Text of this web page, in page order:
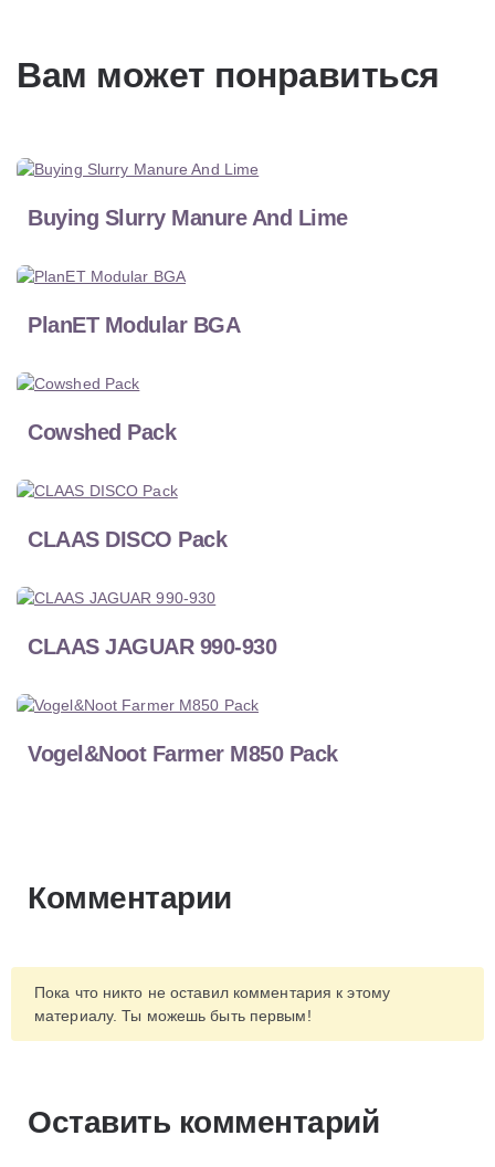
Вам может понравиться
Buying Slurry Manure And Lime
PlanET Modular BGA
Cowshed Pack
CLAAS DISCO Pack
CLAAS JAGUAR 990-930
Vogel&Noot Farmer M850 Pack
Комментарии
Пока что никто не оставил комментария к этому
материалу. Ты можешь быть первым!
Оставить комментарий